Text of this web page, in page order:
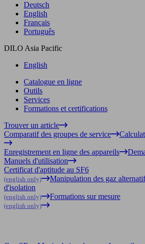
Deutsch
English
Français
Português
DILO Asia Pacific
English
Catalogue en ligne
Outils
Services
Formations et certifications
Trouver un article
Comparatif des groupes de service
Enregistrement en ligne des appareils
Manuels d'utilisation
Certificat d'aptitude au SF6
(english only)
Manipulation des gaz
d'isolation
(english only) Formations sur mesure
(english only)